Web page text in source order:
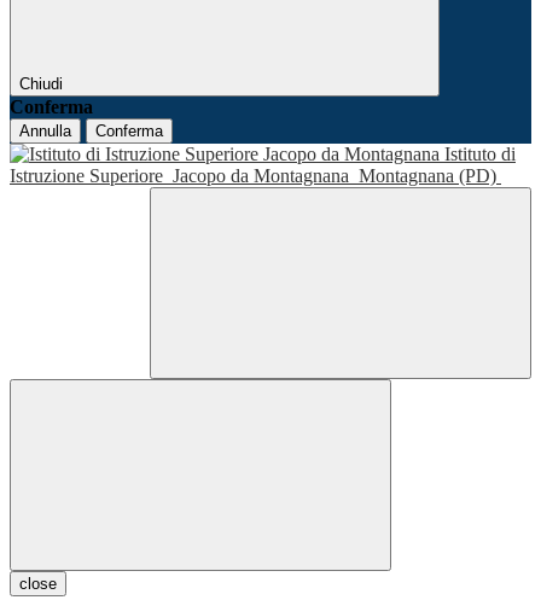
Chiudi
Conferma
Annulla Conferma
Istituto di
Istruzione Superiore Jacopo da Montagnana Montagnana (PD)
close